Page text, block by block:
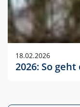
18.02.2026
2026: So